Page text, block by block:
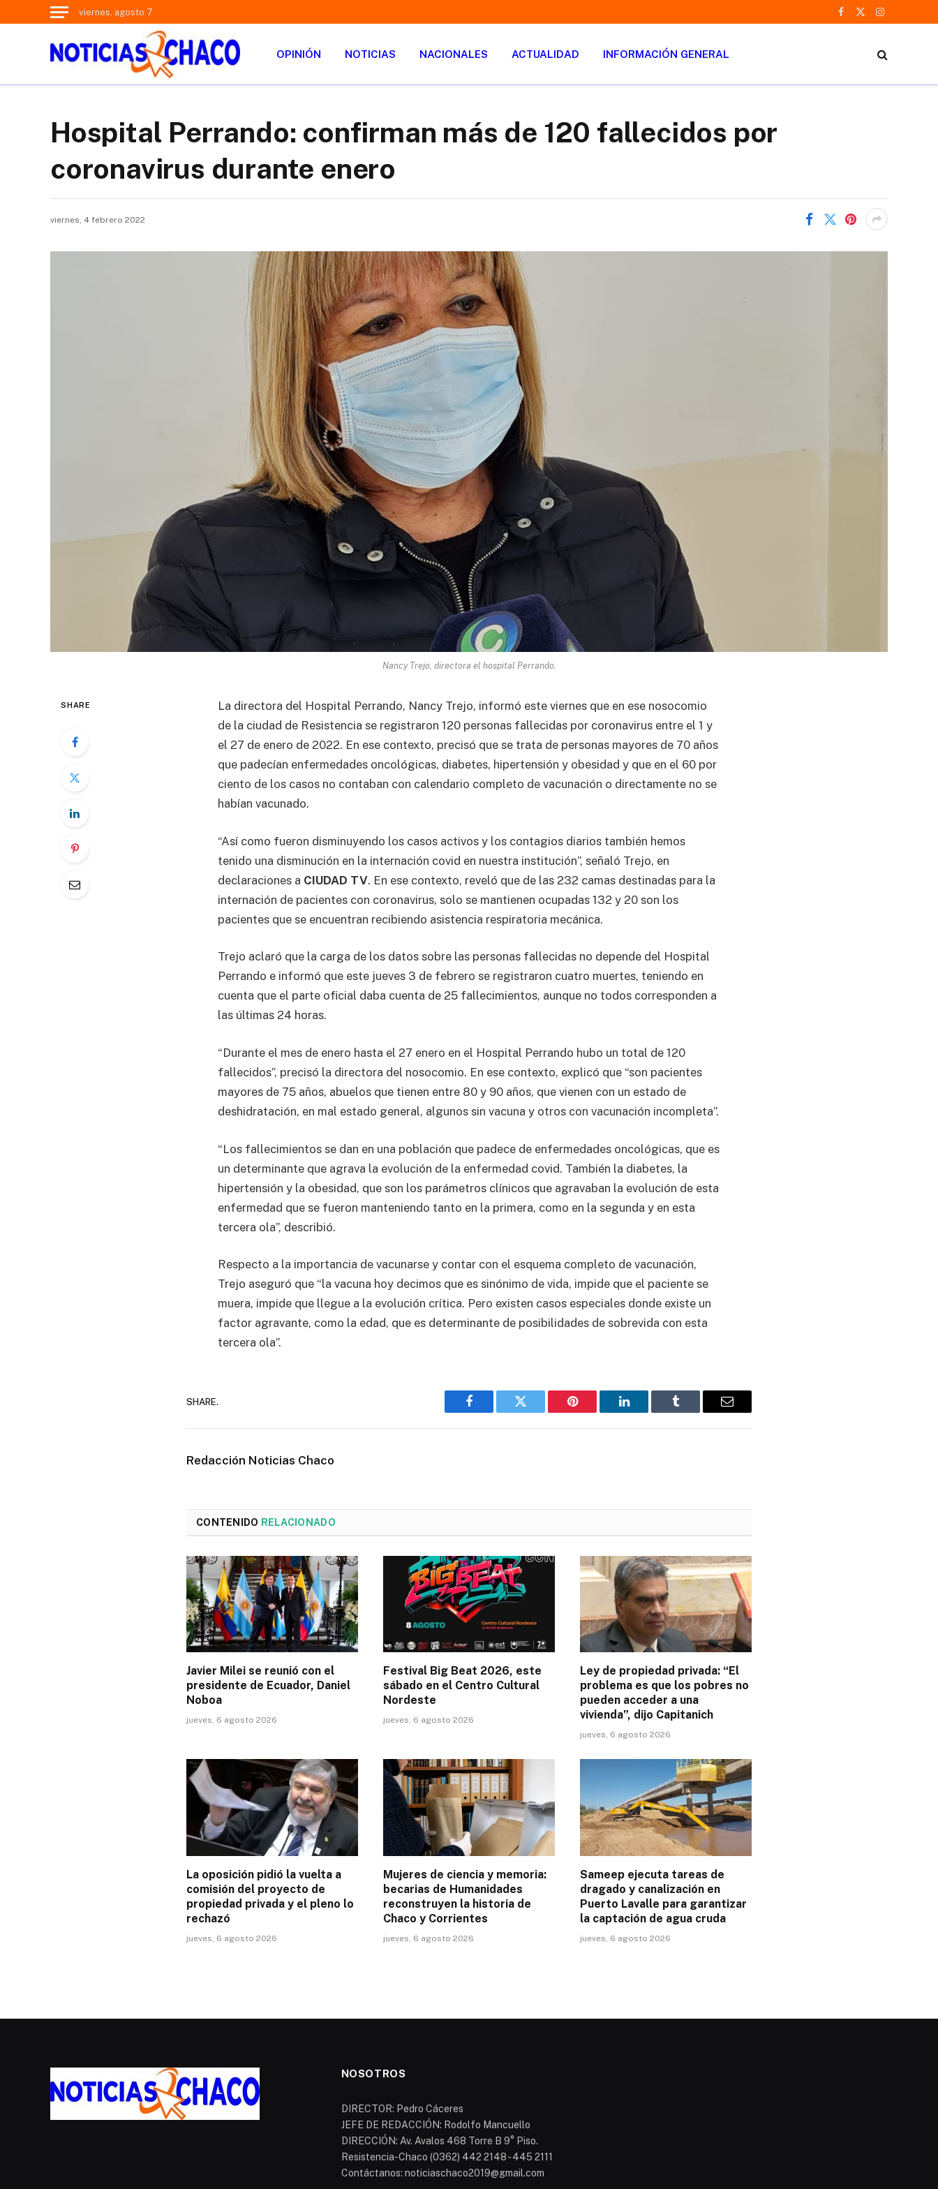
viernes, agosto 7
Facebook
X
Instagram
OPINIÓN NOTICIAS NACIONALES ACTUALIDAD INFORMACIÓN GENERAL
Hospital Perrando: confirman más de 120 fallecidos por
coronavirus durante enero
viernes, 4 febrero 2022
Nancy Trejo, directora el hospital Perrando.
SHARE
La directora del Hospital Perrando, Nancy Trejo, informó este viernes que en ese nosocomio
de la ciudad de Resistencia se registraron 120 personas fallecidas por coronavirus entre el 1 y
el 27 de enero de 2022. En ese contexto, precisó que se trata de personas mayores de 70 años
que padecían enfermedades oncológicas, diabetes, hipertensión y obesidad y que en el 60 por
ciento de los casos no contaban con calendario completo de vacunación o directamente no se
habían vacunado.
“Así como fueron disminuyendo los casos activos y los contagios diarios también hemos
tenido una disminución en la internación covid en nuestra institución”, señaló Trejo, en
declaraciones a CIUDAD TV. En ese contexto, reveló que de las 232 camas destinadas para la
internación de pacientes con coronavirus, solo se mantienen ocupadas 132 y 20 son los
pacientes que se encuentran recibiendo asistencia respiratoria mecánica.
Trejo aclaró que la carga de los datos sobre las personas fallecidas no depende del Hospital
Perrando e informó que este jueves 3 de febrero se registraron cuatro muertes, teniendo en
cuenta que el parte oficial daba cuenta de 25 fallecimientos, aunque no todos corresponden a
las últimas 24 horas.
“Durante el mes de enero hasta el 27 enero en el Hospital Perrando hubo un total de 120
fallecidos”, precisó la directora del nosocomio. En ese contexto, explicó que “son pacientes
mayores de 75 años, abuelos que tienen entre 80 y 90 años, que vienen con un estado de
deshidratación, en mal estado general, algunos sin vacuna y otros con vacunación incompleta”.
“Los fallecimientos se dan en una población que padece de enfermedades oncológicas, que es
un determinante que agrava la evolución de la enfermedad covid. También la diabetes, la
hipertensión y la obesidad, que son los parámetros clínicos que agravaban la evolución de esta
enfermedad que se fueron manteniendo tanto en la primera, como en la segunda y en esta
tercera ola”, describió.
Respecto a la importancia de vacunarse y contar con el esquema completo de vacunación,
Trejo aseguró que “la vacuna hoy decimos que es sinónimo de vida, impide que el paciente se
muera, impide que llegue a la evolución crítica. Pero existen casos especiales donde existe un
factor agravante, como la edad, que es determinante de posibilidades de sobrevida con esta
tercera ola”.
SHARE.
Facebook Twitter Pinterest LinkedIn Tumblr Email
Redacción Noticias Chaco
CONTENIDO RELACIONADO
Javier Milei se reunió con el
presidente de Ecuador, Daniel
Noboa
jueves, 6 agosto 2026
Festival Big Beat 2026, este
sábado en el Centro Cultural
Nordeste
jueves, 6 agosto 2026
Ley de propiedad privada: “El
problema es que los pobres no
pueden acceder a una
vivienda”, dijo Capitanich
jueves, 6 agosto 2026
La oposición pidió la vuelta a
comisión del proyecto de
propiedad privada y el pleno lo
rechazó
jueves, 6 agosto 2026
Mujeres de ciencia y memoria:
becarias de Humanidades
reconstruyen la historia de
Chaco y Corrientes
jueves, 6 agosto 2026
Sameep ejecuta tareas de
dragado y canalización en
Puerto Lavalle para garantizar
la captación de agua cruda
jueves, 6 agosto 2026
NOSOTROS
DIRECTOR: Pedro Cáceres
JEFE DE REDACCIÓN: Rodolfo Mancuello
DIRECCIÓN: Av. Avalos 468 Torre B 9° Piso.
Resistencia-Chaco (0362) 442 2148 - 445 2111
Contáctanos: noticiaschaco2019@gmail.com